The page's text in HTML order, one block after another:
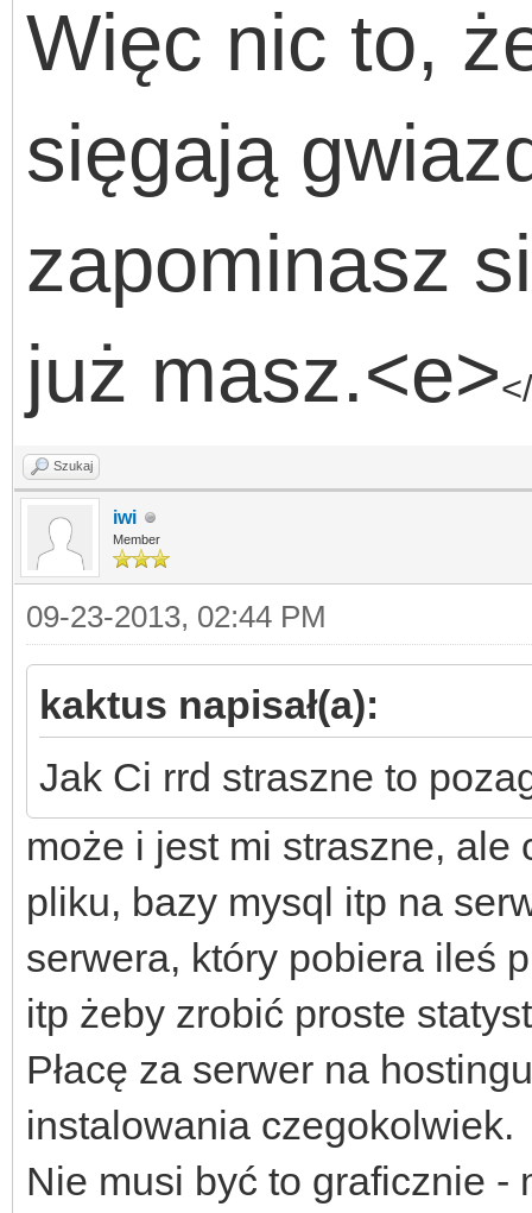
Więc nic to,
sięgają
zapominasz
już masz.<e>
Szukaj
iwi
Member
09-23-2013, 02:44 PM
kaktus napisał(a):
Jak Ci rrd straszne to
może i jest mi straszne,
pliku, bazy mysql itp na
serwera, który pobiera ileś
itp żeby zrobić proste
Płacę za serwer na
instalowania czegokolwiek.
Nie musi być to graficznie -